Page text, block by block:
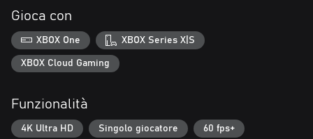
apprendi i loro segreti e sfrutta i loro poteri.
https://eulas.bethesda.net/
%20Special%20Edition
Gioca con
XBOX One XBOX Series X|S
XBOX Cloud Gaming
Funzionalità
4K Ultra HD Singolo giocatore 60 fps+